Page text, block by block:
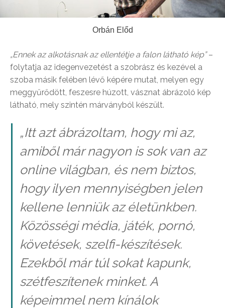
Orbán Előd
„Ennek az alkotásnak az ellentétje a falon látható kép”–
folytatja az idegenvezetést a szobrász és kezével a
szoba másik felében lévő képére mutat, melyen egy
meggyűrődött, feszesre húzott, vásznat ábrázoló kép
látható, mely szintén márványból készült.
„Itt azt ábrázoltam, hogy mi az,
amiből már nagyon is sok van az
online világban, és nem biztos,
hogy ilyen mennyiségben jelen
kellene lenniük az életünkben.
Közösségi média, játék, pornó,
követések, szelfi-készítések.
Ezekből már túl sokat kapunk,
szétfeszítenek minket. A
képeimmel nem kínálok